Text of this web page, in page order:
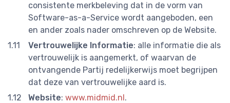
consistente merkbeleving dat in de vorm van
Software-as-a-Service wordt aangeboden, een
en ander zoals nader omschreven op de Website.
Vertrouwelijke Informatie: alle informatie die als
vertrouwelijk is aangemerkt, of waarvan de
ontvangende Partij redelijkerwijs moet begrijpen
dat deze van vertrouwelijke aard is.
Website: www.midmid.nl.